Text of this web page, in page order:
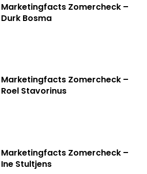
Marketingfacts Zomercheck –
Durk Bosma
Marketingfacts Zomercheck –
Roel Stavorinus
Marketingfacts Zomercheck –
Ine Stultjens